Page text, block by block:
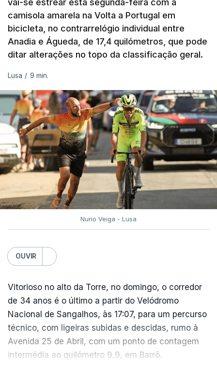
vai-se estrear esta segunda-feira com a
camisola amarela na Volta a Portugal em
bicicleta, no contrarrelógio individual entre
Anadia e Águeda, de 17,4 quilómetros, que pode
ditar alterações no topo da classificação geral.
Lusa / 9 min.
Nuno Veiga - Lusa
OUVIR
Vitorioso no alto da Torre, no domingo, o corredor
de 34 anos é o último a partir do Velódromo
Nacional de Sangalhos, às 17:07, para um percurso
técnico, com ligeiras subidas e descidas, rumo à
Avenida 25 de Abril, com um ponto de contagem
intermédia ao quilómetro 9,9, em Barrô.